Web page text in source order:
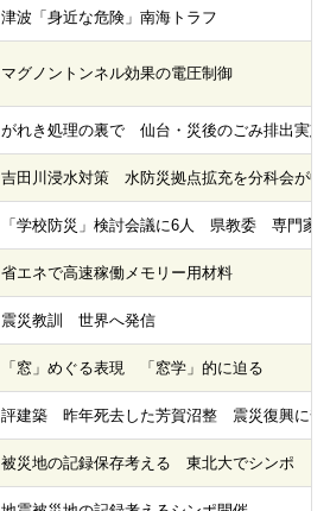
津波「身近な危険」南海トラフ
マグノントンネル効果の電圧制御
がれき処理の裏で 仙台・災後のごみ排出実態
吉田川浸水対策 水防災拠点拡充を分科会が中
「学校防災」検討会議に6人 県教委 専門家
省エネで高速稼働メモリー用材料
震災教訓 世界へ発信
「窓」めぐる表現 「窓学」的に迫る
評建築 昨年死去した芳賀沼整 震災復興に奔
被災地の記録保存考える 東北大でシンポ